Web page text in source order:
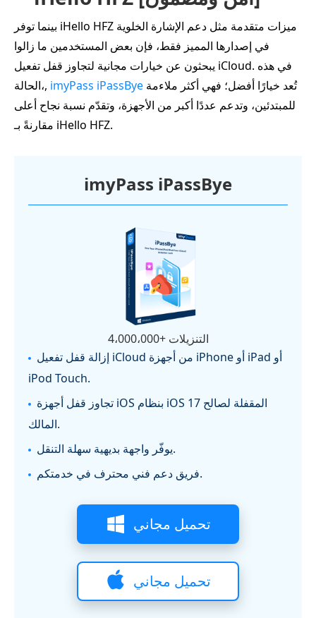
بينما توفر iHello HFZ ميزات متقدمة مثل دعم الإشارة الخلوية
في إصدارها المميز فقط، فإن بعض المستخدمين ما زالوا
يبحثون عن خيارات مجانية لتجاوز قفل تفعيل iCloud. في هذه
الحالة،, imyPass iPassBye
للمبتدئين، وتدعم عددًا أكبر من الأجهزة، وتقدّم نسبة نجاح أعلى
مقارنةً بـ iHello HFZ.
imyPass iPassBye
4،000،000+ التنزيلات
إزالة قفل تفعيل iCloud من أجهزة iPhone أو iPad أو
iPod Touch.
تجاوز قفل أجهزة iOS بنظام iOS 17 المقفلة لصالح
المالك.
يوفّر واجهة بديهية سهلة التنقل.
فريق دعم فني محترف في خدمتكم.
تحميل مجاني
تحميل مجاني